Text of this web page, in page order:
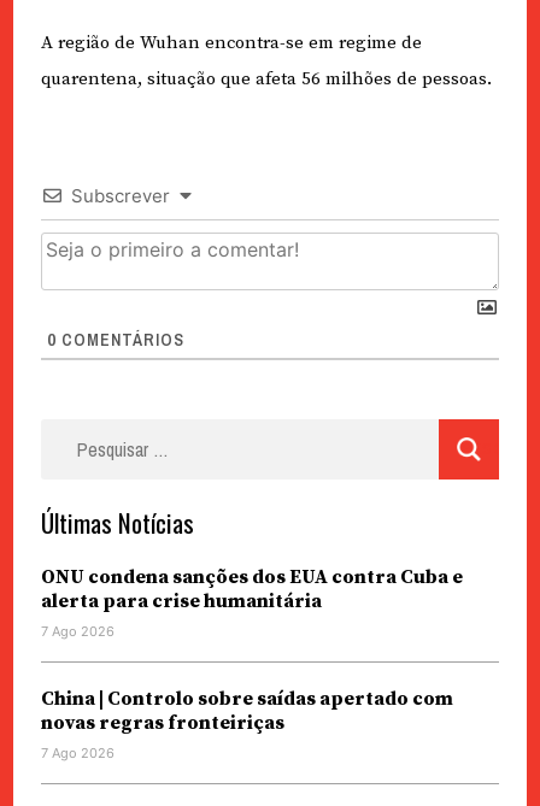
A região de Wuhan encontra-se em regime de
quarentena, situação que afeta 56 milhões de pessoas.
Subscrever
0 COMENTÁRIOS
Últimas Notícias
ONU condena sanções dos EUA contra Cuba e
alerta para crise humanitária
7 Ago 2026
China | Controlo sobre saídas apertado com
novas regras fronteiriças
7 Ago 2026